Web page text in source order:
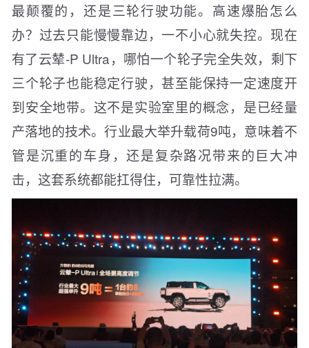
最颠覆的，还是三轮行驶功能。高速爆胎怎么
办？过去只能慢慢靠边，一不小心就失控。现在
有了云辇-P Ultra，哪怕一个轮子完全失效，剩下
三个轮子也能稳定行驶，甚至能保持一定速度开
到安全地带。这不是实验室里的概念，是已经量
产落地的技术。行业最大举升载荷9吨，意味着不
管是沉重的车身，还是复杂路况带来的巨大冲
击，这套系统都能扛得住，可靠性拉满。